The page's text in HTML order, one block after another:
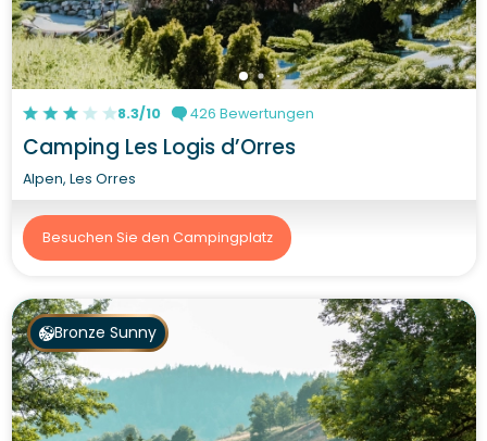
8.3/10 426 Bewertungen
Camping Les Logis d’Orres
Alpen, Les Orres
Besuchen Sie den Campingplatz
Bronze Sunny